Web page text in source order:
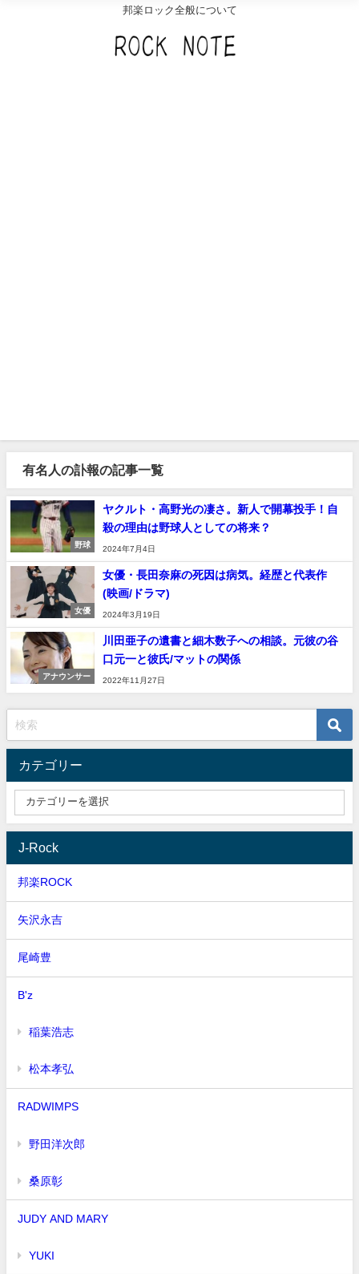
邦楽ロック全般について
有名人の訃報の記事一覧
野球
ヤクルト・高野光の凄さ。新人で開幕投手！自
殺の理由は野球人としての将来？
2024年7月4日
女優
女優・長田奈麻の死因は病気。経歴と代表作
(映画/ドラマ)
2024年3月19日
アナウンサー
川田亜子の遺書と細木数子への相談。元彼の谷
口元一と彼氏/マットの関係
2022年11月27日
カテゴリー
J-Rock
邦楽ROCK
矢沢永吉
尾崎豊
B'z
稲葉浩志
松本孝弘
RADWIMPS
野田洋次郎
桑原彰
JUDY AND MARY
YUKI